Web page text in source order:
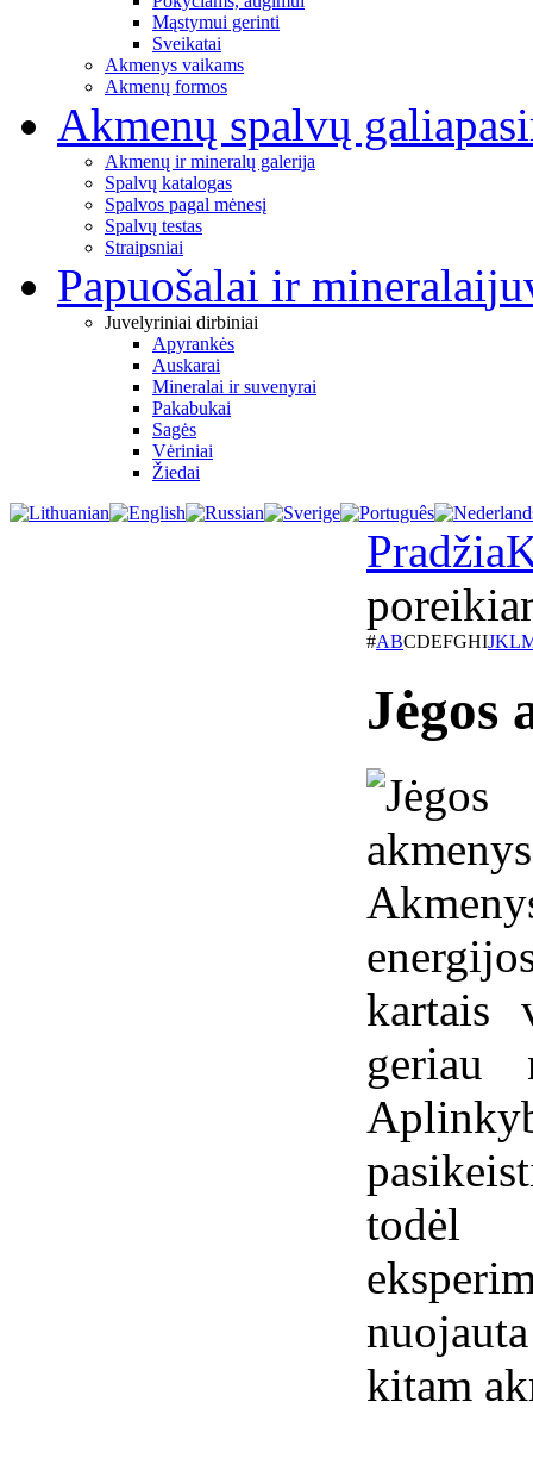
Mąstymui gerinti
Sveikatai
Akmenys vaikams
Akmenų formos
Akmenų spalvų galia
Akmenų ir mineralų galerija
Spalvų katalogas
Spalvos pagal mėnesį
Spalvų testas
Straipsniai
Papuošalai ir mineralai
Juvelyriniai dirbiniai
Apyrankės
Auskarai
Mineralai ir suvenyrai
Pakabukai
Sagės
Vėriniai
Žiedai
Pradžia
#ABCDEFGHIJKL
Jėgos
kartais
geriau
todėl
kitam